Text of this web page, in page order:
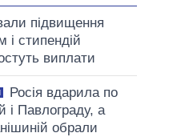
підвищення
і стипендій
виплати
Росія вдарила по
і Павлограду, а
обрали